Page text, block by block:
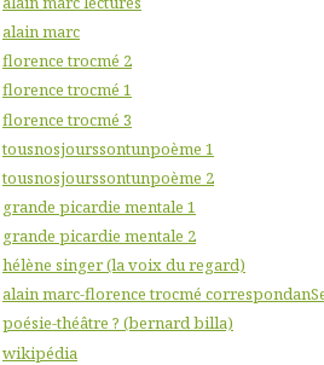
alain marc
florence trocmé 2
florence trocmé 1
florence trocmé 3
tousnosjourssontunpoème 1
tousnosjourssontunpoème 2
grande picardie mentale 1
grande picardie mentale 2
hélène singer (la voix du regard)
alain marc-florence trocmé
poésie-théâtre ? (bernard billa)
wikipédia